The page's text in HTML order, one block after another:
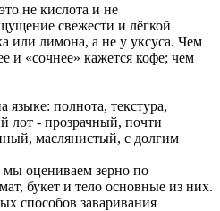
не кислота и не
свежести и лёгкой
или лимона, а не у уксуса. Чем
и «сочнее» кажется кофе; чем
языке: полнота, текстура,
лот - прозрачный, почти
маслянистый, с долгим
оцениваем зерно по
букет и тело основные из них.
способов заваривания